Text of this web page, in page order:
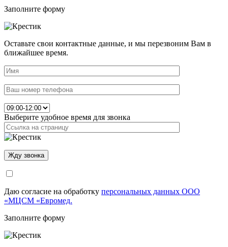
Заполните форму
Оставьте свои контактные данные, и мы перезвоним Вам в
ближайшее время.
Выберите удобное время для звонка
Даю согласие на обработку персональных данных ООО
«МЦСМ «Евромед.
Заполните форму